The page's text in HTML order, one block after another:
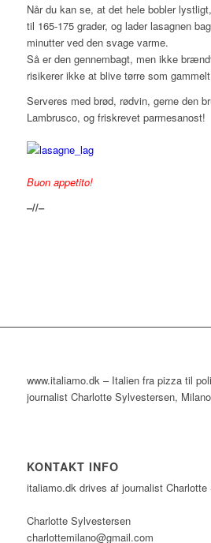
Når du kan se, at det hele bobler
til 165-175 grader, og lader lasagnen
minutter ved den svage varme.
Så er den gennembagt, men ikke
risikerer ikke at blive tørre som
Serveres med brød, rødvin, gerne den
Lambrusco, og friskrevet parmesanost!
Buon appetito!
–//–
www.italiamo.dk – Italien fra pizza til
journalist Charlotte Sylvestersen,
KONTAKT INFO
italiamo.dk drives af journalist
Charlotte Sylvestersen
charlottemilano@gmail.com